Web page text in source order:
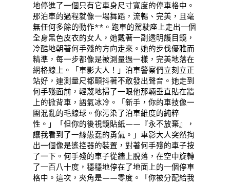
地停進了一個只有它車身尺寸寬度的停車格中。
那泊車的過程就像一場舞蹈，流暢、完美，且毫
無任何多餘的動作**。跑車的駕駛座上走出一個
全身黑色皮衣的女人，她戴著一副透明護目鏡，
冷酷地朝著何手殘的方向走來。她的步伐優雅而
精準，每一步都像是被測量過一樣，完美地落在
網格線上。「車影大人！」泊車警察們立刻立正
站好，連測量尺都顫抖著不敢發出聲音。她走到
何手殘面前，輕蔑地掃了一眼他那輛垂直貼在牆
上的掀背車，語氣冰冷。「新手，你的車技像一
團混亂的毛線球。你污染了泊車維度的純粹
性。」「但你的後視鏡貼紙——『永不放棄』，
讓我看到了一絲愚蠢的勇氣。」車影大人突然掏
出一個像是遙控器的裝置，對著何手殘的車子按
了一下。何手殘的車子從牆上脫落，在空中旋轉
了一百八十度，穩穩地停在了地面上的一個停車
格中。這次，夾角是——零度。「你被分配給我